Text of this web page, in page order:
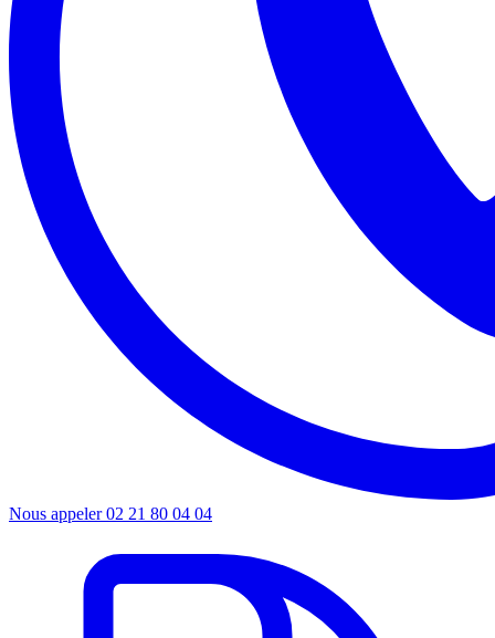
Nous appeler 02 21 80 04 04